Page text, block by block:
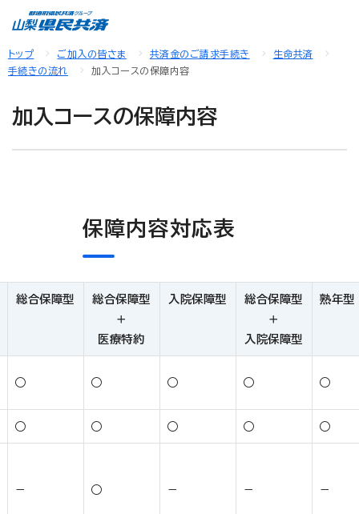
トップ ご加入の皆さま 共済金のご請求手続き
生命共済
手続きの流れ
加入コースの保障内容
加入コースの保障内容
保障内容対応表
総合保障型
総合保障型
＋
医療特約
入院保障型
総合保障型
＋
入院保障型
熟年型
○ ○ ○ ○ ○
○ ○ ○ ○ ○
－ ○ － － －